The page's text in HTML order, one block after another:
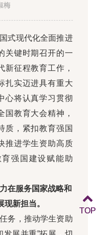
梅
式现代化全面推进
关键时期召开的一
新征程教育工作，
扎实迈进具有重大
心将认真学习贯彻
国教育大会精神，
质，紧扣教育强国
推进学生资助高质
强国建设赋能助
在服务国家战略和
新担当。
务，推动学生资助
TOP
TOP